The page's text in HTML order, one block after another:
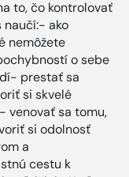
to, čo kontrolovať
naučí:- ako
nemôžete
o sebe
prestať sa
si skvelé
venovať sa tomu,
si odolnosť
a
cestu k